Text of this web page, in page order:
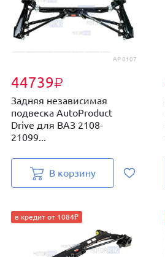
AP 0107
44739₽
Задняя независимая
подвеска AutoProduct
Drive для ВАЗ 2108-
21099...
В корзину
в кредит от 1084₽